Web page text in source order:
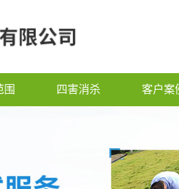
围 四害消杀 客户案